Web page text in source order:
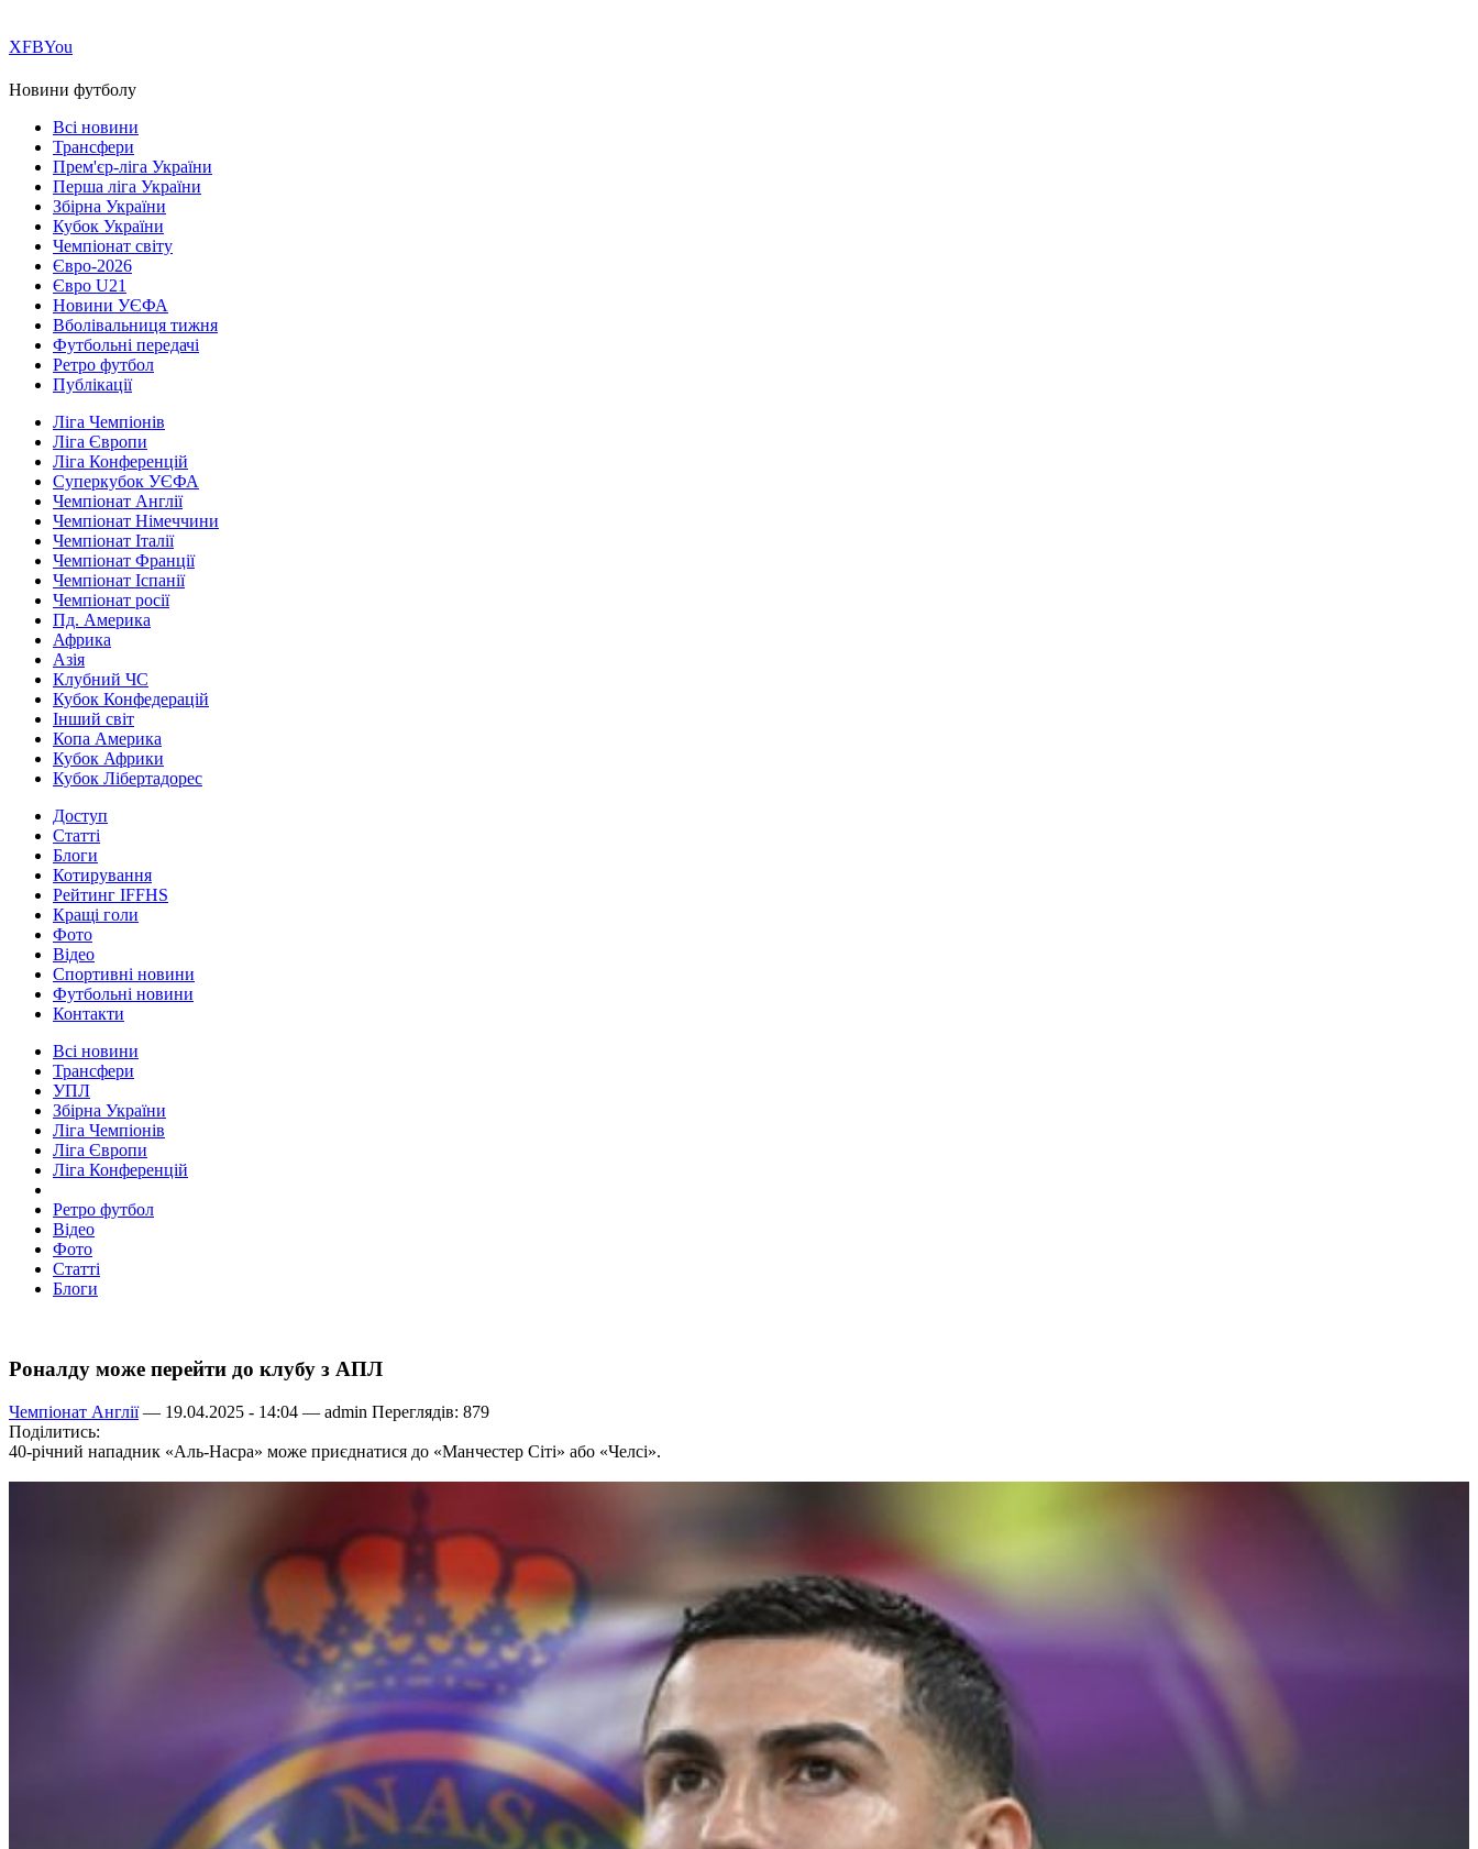
ХFBYou
Новини футболу
Всі новини
Трансфери
Прем'єр-ліга України
Перша ліга України
Збірна України
Кубок України
Чемпіонат світу
Євро-2026
Євро U21
Новини УЄФА
Вболівальниця тижня
Футбольні передачі
Ретро футбол
Публікації
Ліга Чемпіонів
Ліга Європи
Ліга Конференцій
Суперкубок УЄФА
Чемпіонат Англії
Чемпіонат Німеччини
Чемпіонат Італії
Чемпіонат Франції
Чемпіонат Іспанії
Чемпіонат росії
Пд. Америка
Африка
Азія
Клубний ЧС
Кубок Конфедерацій
Інший світ
Копа Америка
Кубок Африки
Кубок Лібертадорес
Доступ
Статті
Блоги
Котирування
Рейтинг IFFHS
Кращі голи
Фото
Відео
Спортивні новини
Футбольні новини
Контакти
Всі новини
Трансфери
УПЛ
Збірна України
Ліга Чемпіонів
Ліга Європи
Ліга Конференцій
Ретро футбол
Відео
Фото
Статті
Блоги
Роналду може перейти до клубу з АПЛ
Чемпіонат Англії— 19.04.2025 - 14:04 — admin Переглядів: 879
Поділитись:
40-річний нападник «Аль-Насра» може приєднатися до «Манчестер Сіті» або «Челсі».